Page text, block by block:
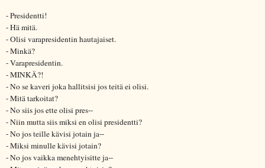
- Presidentti!
- Hä mitä.
- Olisi varapresidentin hautajaiset.
- Minkä?
- Varapresidentin.
- MINKÄ?!
- No se kaveri joka hallitsisi jos teitä ei olisi.
- Mitä tarkoitat?
- No siis jos ette olisi pres--
- Niin mutta siis miksi en olisi presidentti?
- No jos teille kävisi jotain ja--
- Miksi minulle kävisi jotain?
- No jos vaikka menehtyisitte ja--